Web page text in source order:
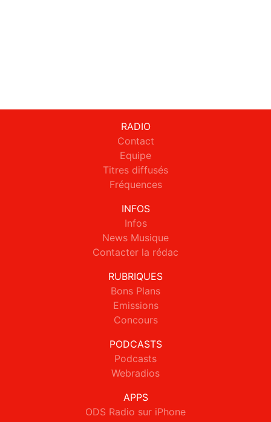
RADIO
Contact
Equipe
Titres diffusés
Fréquences
INFOS
Infos
News Musique
Contacter la rédac
RUBRIQUES
Bons Plans
Emissions
Concours
PODCASTS
Podcasts
Webradios
APPS
ODS Radio sur iPhone